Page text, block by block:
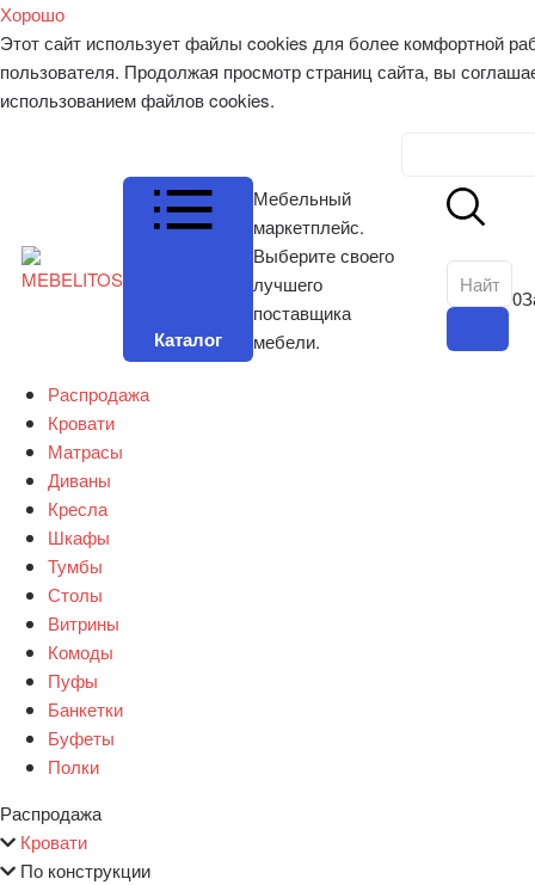
Хорошо
Этот сайт использует файлы cookies для более комфортной
пользователя. Продолжая просмотр страниц сайта, вы
использованием файлов cookies.
Каталог
Мебельный
маркетплейс.
Выберите своего
лучшего
поставщика
мебели.
0
Распродажа
Кровати
Матрасы
Диваны
Кресла
Шкафы
Тумбы
Столы
Витрины
Комоды
Пуфы
Банкетки
Буфеты
Полки
Распродажа
Кровати
По конструкции